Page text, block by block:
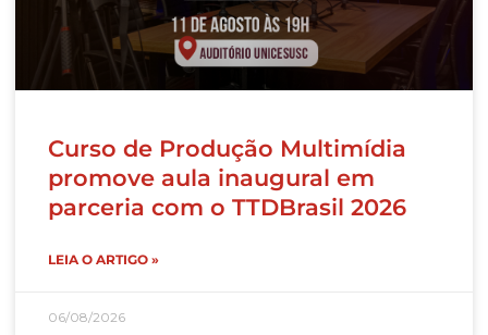
Curso de Produção Multimídia
promove aula inaugural em
parceria com o TTDBrasil 2026
LEIA O ARTIGO »
06/08/2026